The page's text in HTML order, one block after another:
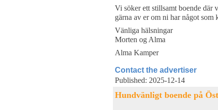
Vi söker ett stillsamt boende där
gärna av er om ni har något som
Vänliga hälsningar
Morten og Alma
Alma Kamper
Contact the advertiser
Published: 2025-12-14
Hundvänligt boende på